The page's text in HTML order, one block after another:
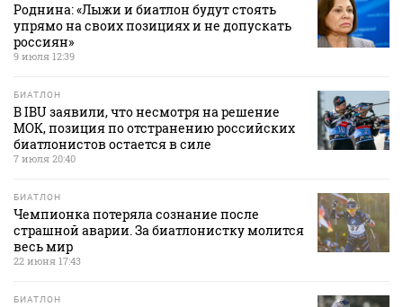
Роднина: «Лыжи и биатлон будут стоять
упрямо на своих позициях и не допускать
россиян»
9 июля 12:39
БИАТЛОН
В IBU заявили, что несмотря на решение
МОК, позиция по отстранению российских
биатлонистов остается в силе
7 июля 20:40
БИАТЛОН
Чемпионка потеряла сознание после
страшной аварии. За биатлонистку молится
весь мир
22 июня 17:43
БИАТЛОН